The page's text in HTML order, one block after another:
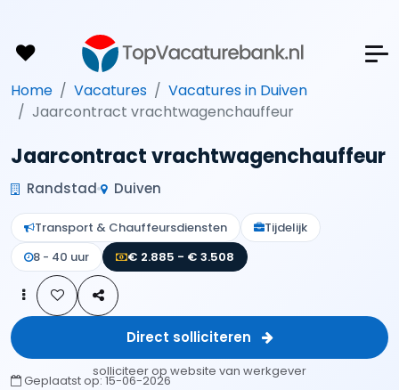
Home Vacatures
Vacatures in Duiven
Jaarcontract vrachtwagenchauffeur
Jaarcontract vrachtwagenchauffeur
Randstad Duiven
Transport & Chauffeursdiensten
Tijdelijk
8 - 40 uur
€ 2.885 - € 3.508
Direct solliciteren
solliciteer op website van werkgever
Geplaatst op:15-06-2026